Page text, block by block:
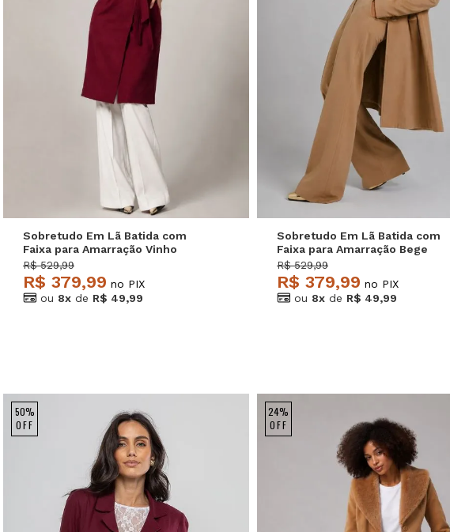
Sobretudo Em Lã Batida com
Faixa para Amarração Vinho
Salvatore
R$ 529,99
R$ 379,99 no PIX
ou 8x de R$ 49,99
M G GG
Sobretudo Em Lã Batida com
Faixa para Amarração Bege
Salvatore
R$ 529,99
R$ 379,99 no PIX
ou 8x de R$ 49,99
50%
OFF
24%
OFF